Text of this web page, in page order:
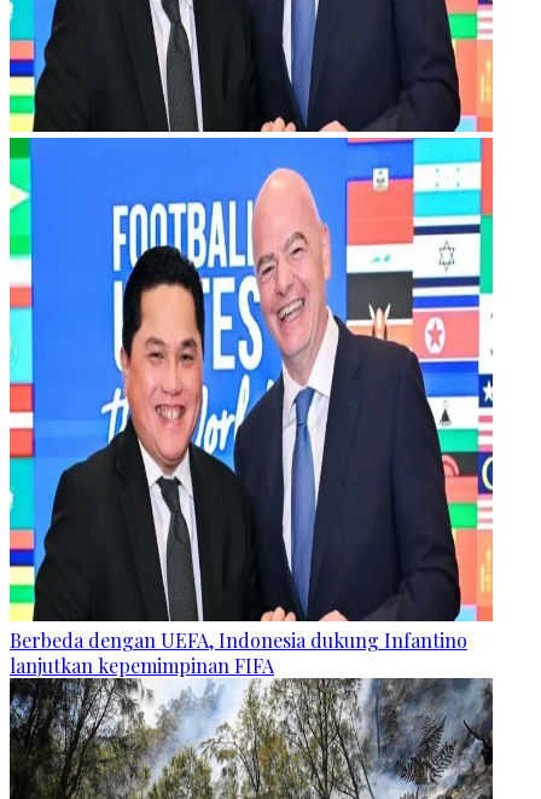
Berbeda dengan UEFA, Indonesia dukung Infantino
lanjutkan kepemimpinan FIFA